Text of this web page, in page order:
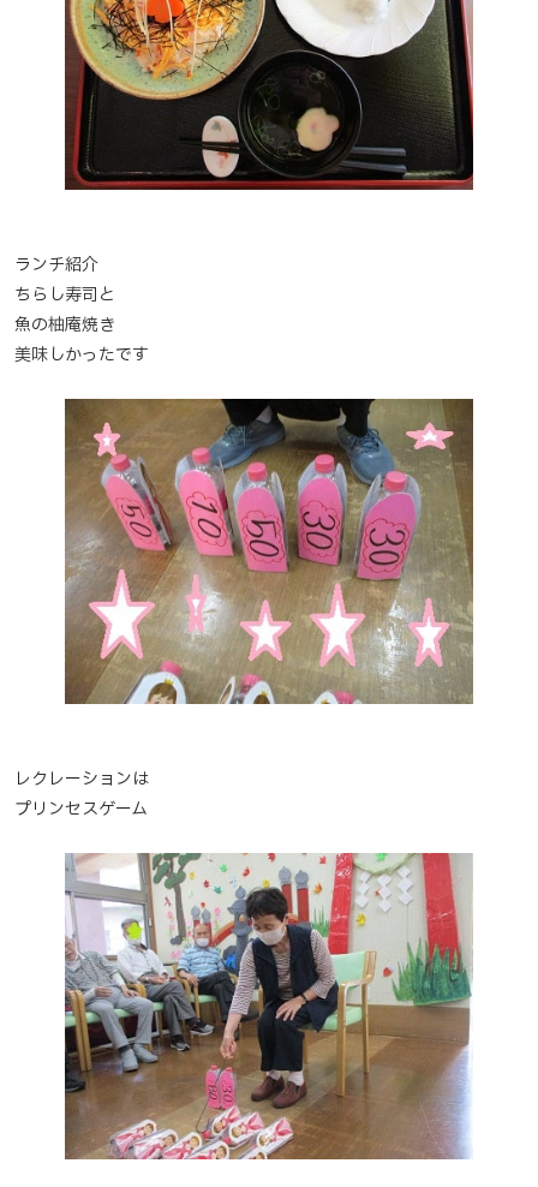
ランチ紹介
ちらし寿司と
魚の柚庵焼き
美味しかったです
レクレーションは
プリンセスゲーム